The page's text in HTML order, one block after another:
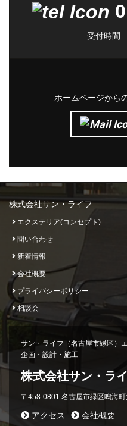
受付時間
ホームページから
株式会社サン・ライフ
エクステリア(コンセプト)
問い合わせ
新着情報
会社概要
プライバシーポリシー
相談会
サン・ライフ（名古屋市緑区）
企画・設計・施工
株式会社サン・ラ
〒458-0801 名古屋市緑区鳴海町
アクセス 会社概要